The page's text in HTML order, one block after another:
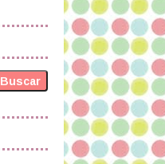
Buscar